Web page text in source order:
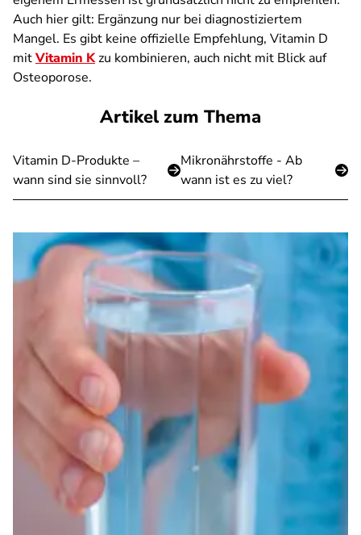
Auch hier gilt: Ergänzung nur bei diagnostiziertem
Mangel. Es gibt keine offizielle Empfehlung, Vitamin D
mitVitamin Kzu kombinieren, auch nicht mit Blick auf
Osteoporose.
Artikel zum Thema
Vitamin D-Produkte –
wann sind sie sinnvoll?
Mikronährstoffe - Ab
wann ist es zu viel?